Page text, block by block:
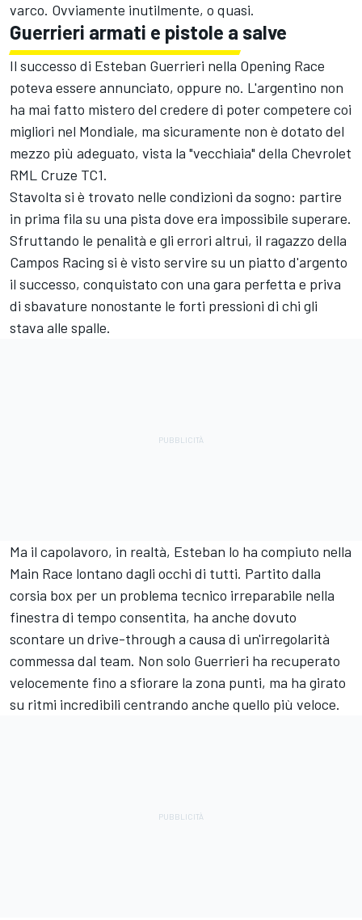
varco. Ovviamente inutilmente, o quasi.
Guerrieri armati e pistole a salve
Il successo di Esteban Guerrieri nella Opening Race
poteva essere annunciato, oppure no. L'argentino non
ha mai fatto mistero del credere di poter competere coi
migliori nel Mondiale, ma sicuramente non è dotato del
mezzo più adeguato, vista la "vecchiaia" della Chevrolet
RML Cruze TC1.
Stavolta si è trovato nelle condizioni da sogno: partire
in prima fila su una pista dove era impossibile superare.
Sfruttando le penalità e gli errori altrui, il ragazzo della
Campos Racing si è visto servire su un piatto d'argento
il successo, conquistato con una gara perfetta e priva
di sbavature nonostante le forti pressioni di chi gli
stava alle spalle.
Ma il capolavoro, in realtà, Esteban lo ha compiuto nella
Main Race lontano dagli occhi di tutti. Partito dalla
corsia box per un problema tecnico irreparabile nella
finestra di tempo consentita, ha anche dovuto
scontare un drive-through a causa di un'irregolarità
commessa dal team. Non solo Guerrieri ha recuperato
velocemente fino a sfiorare la zona punti, ma ha girato
su ritmi incredibili centrando anche quello più veloce.